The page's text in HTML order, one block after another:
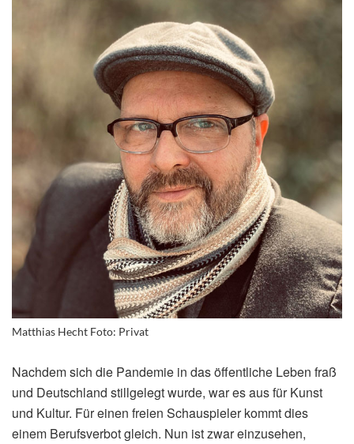
Matthias Hecht Foto: Privat
Nachdem sich die Pandemie in das öffentliche Leben fraß
und Deutschland stillgelegt wurde, war es aus für Kunst
und Kultur. Für einen freien Schauspieler kommt dies
einem Berufsverbot gleich. Nun ist zwar einzusehen,